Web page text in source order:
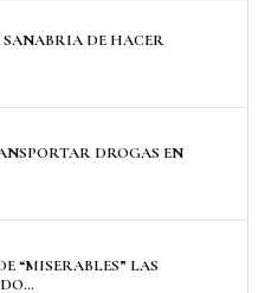
DE HACER
DROGAS EN
“MISERABLES” LAS